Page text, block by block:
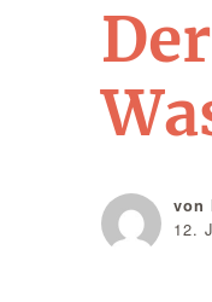
von
12.